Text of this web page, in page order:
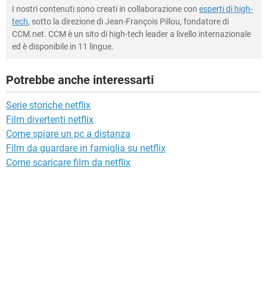
I nostri contenuti sono creati in collaborazione con esperti di high-
tech, sotto la direzione di Jean-François Pillou, fondatore di
CCM.net. CCM è un sito di high-tech leader a livello internazionale
ed è disponibile in 11 lingue.
Potrebbe anche interessarti
Serie storiche netflix
Film divertenti netflix
Come spiare un pc a distanza
Film da guardare in famiglia su netflix
Come scaricare film da netflix